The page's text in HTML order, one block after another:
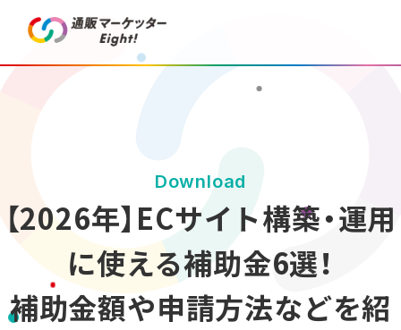
Download
【2026年】ECサイト構築・運用
に使える補助金6選！
補助金額や申請方法などを紹